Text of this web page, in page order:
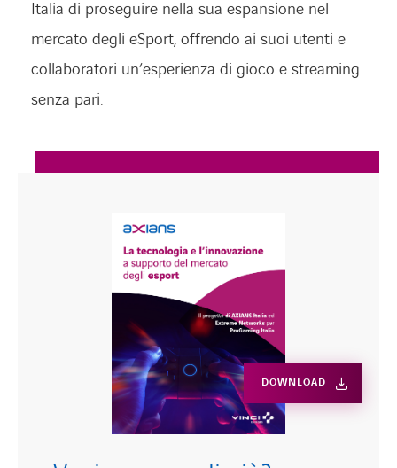
Italia di proseguire nella sua espansione nel
mercato degli eSport, offrendo ai suoi utenti e
collaboratori un’esperienza di gioco e streaming
senza pari.
DOWNLOAD